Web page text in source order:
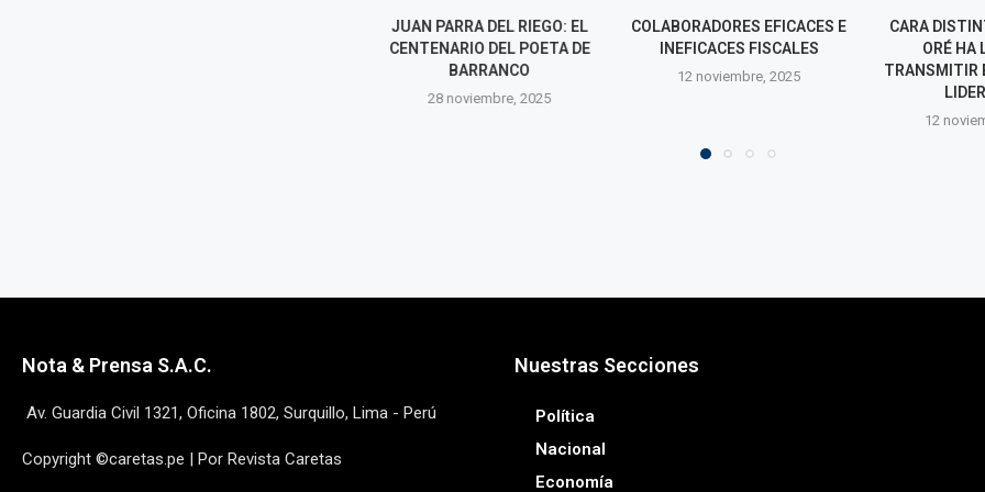
COLABORADORES EFICACES E
INEFICACES FISCALES
12 noviembre, 2025
CARA DISTINTA: JOSÉ JERÍ
ORÉ HA LOGRADO
TRANSMITIR ESTABILIDAD Y
CHIPS DEL
CALLEJERA
12
Nota & Prensa S.A.C.
Av. Guardia Civil 1321, Oficina 1802, Surquillo, Lima - Perú
Copyright ©caretas.pe | Por Revista Caretas
Nuestras Secciones
Política
Nacional
Economía